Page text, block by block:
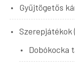
Gyűjtögetős
Szerepjátékok
Dobókocka